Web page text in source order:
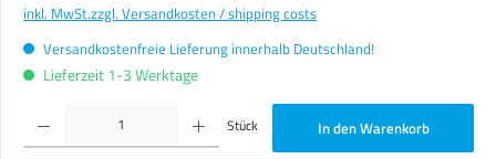
inkl. MwSt.zzgl. Versandkosten / shipping costs
Versandkostenfreie Lieferung innerhalb Deutschland!
Lieferzeit 1-3 Werktage
Produkt Anzahl: Gib den gewünschten Wert ein oder benutze die Schaltflächen um die Anzahl zu
Stück In den Warenkorb